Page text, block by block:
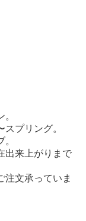
プリング。
出来上がりまで
注文承っていま